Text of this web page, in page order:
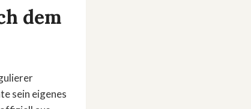
dem
sein eigenes